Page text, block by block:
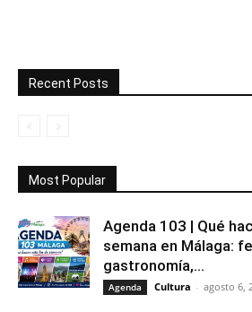
Recent Posts
Most Popular
Agenda 103 | Qué
semana en Málaga:
gastronomía,...
Agenda Cultura - agosto 6,